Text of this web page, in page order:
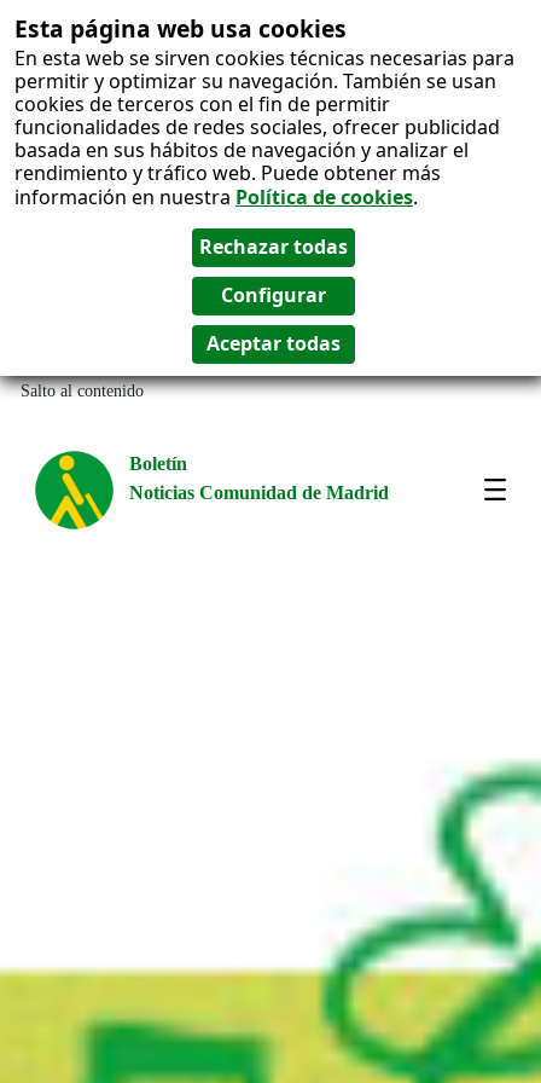
Esta página web usa cookies
En esta web se sirven cookies técnicas necesarias para
permitir y optimizar su navegación. También se usan
cookies de terceros con el fin de permitir
funcionalidades de redes sociales, ofrecer publicidad
basada en sus hábitos de navegación y analizar el
rendimiento y tráfico web. Puede obtener más
información en nuestra Política de cookies.
Salto al contenido
Boletín
Noticias Comunidad de Madrid